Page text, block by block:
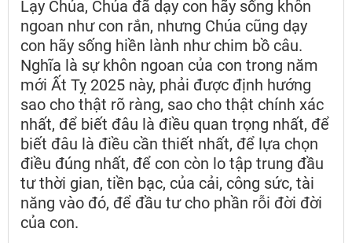
Lạy Chúa, Chúa đã dạy con hãy sống khôn
ngoan như con rắn, nhưng Chúa cũng dạy
con hãy sống hiền lành như chim bồ câu.
Nghĩa là sự khôn ngoan của con trong năm
mới Ất Tỵ 2025 này, phải được định hướng
sao cho thật rõ ràng, sao cho thật chính xác
nhất, để biết đâu là điều quan trọng nhất, để
biết đâu là điều cần thiết nhất, để lựa chọn
điều đúng nhất, để con còn lo tập trung đầu
tư thời gian, tiền bạc, của cải, công sức, tài
năng vào đó, để đầu tư cho phần rỗi đời đời
của con.